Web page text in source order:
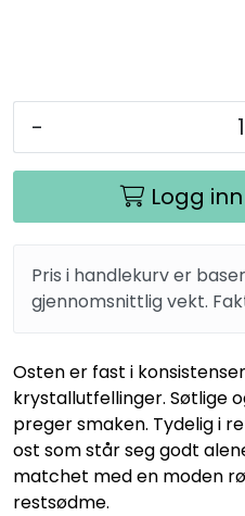
-
Logg
Pris i handlekurv er
gjennomsnittlig vekt.
Osten er fast i
krystallutfellinger. Søtlige
preger smaken. Tydelig i
ost som står seg godt
matchet med en moden
restsødme.